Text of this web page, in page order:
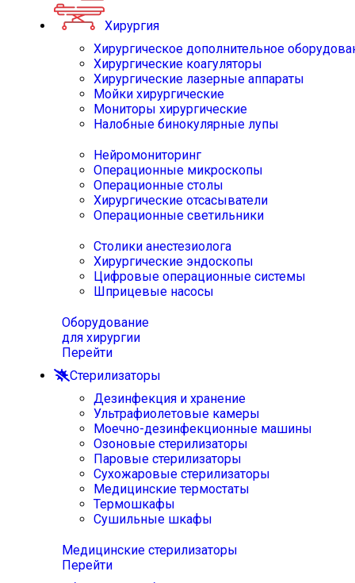
Хирургия
Хирургическое дополнительное
Хирургические коагуляторы
Хирургические лазерные аппараты
Мойки хирургические
Мониторы хирургические
Налобные бинокулярные лупы
Нейромониторинг
Операционные микроскопы
Операционные столы
Хирургические отсасыватели
Операционные светильники
Столики анестезиолога
Хирургические эндоскопы
Цифровые операционные системы
Шприцевые насосы
Оборудование
для хирургии
Перейти
Стерилизаторы
Дезинфекция и хранение
Ультрафиолетовые камеры
Моечно-дезинфекционные машины
Озоновые стерилизаторы
Паровые стерилизаторы
Сухожаровые стерилизаторы
Медицинские термостаты
Термошкафы
Сушильные шкафы
Медицинские стерилизаторы
Перейти